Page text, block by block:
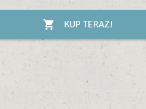
KUP TERAZ!